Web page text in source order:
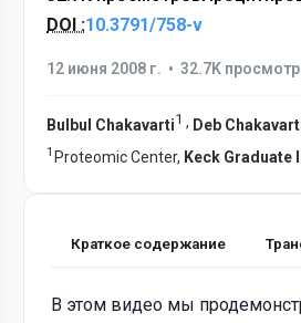
DOI :10.3791/758-v
12 июня 2008 г. • 32.7K
Bulbul Chakavarti1 , Deb
1 Proteomic Center, Keck Graduate
Краткое содержание
В этом видео мы